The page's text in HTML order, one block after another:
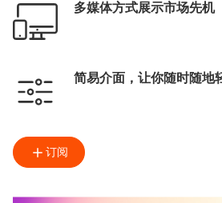
多媒体方式展示市场先机
简易介面，让你随时随地
订阅